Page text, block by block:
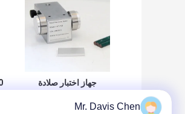
جهاز اختبار صلادة
خدش القلمMr. Davis Chen